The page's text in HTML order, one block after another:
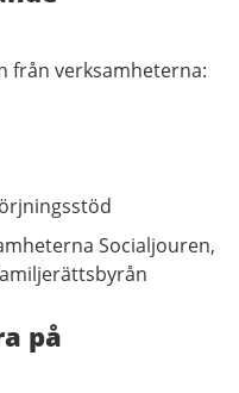
från verksamheterna:
Socialjouren,
på